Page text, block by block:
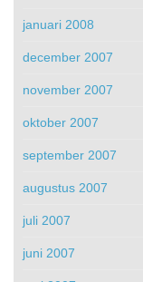
januari 2008
december 2007
november 2007
oktober 2007
september 2007
augustus 2007
juli 2007
juni 2007